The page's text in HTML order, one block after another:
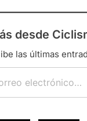
desde
las últimas
electrónico…